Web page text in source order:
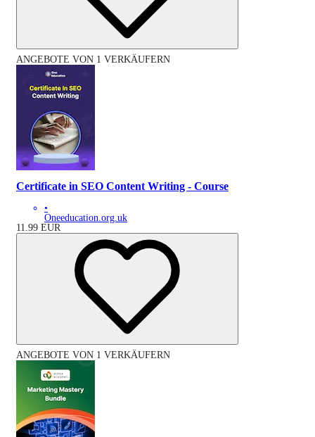
ANGEBOTE VON 1 VERKÄUFERN
Certificate in SEO Content Writing - Course
•
Oneeducation.org.uk
11.99 EUR
ANGEBOTE VON 1 VERKÄUFERN